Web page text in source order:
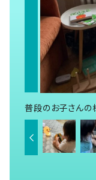
普段のお子さん